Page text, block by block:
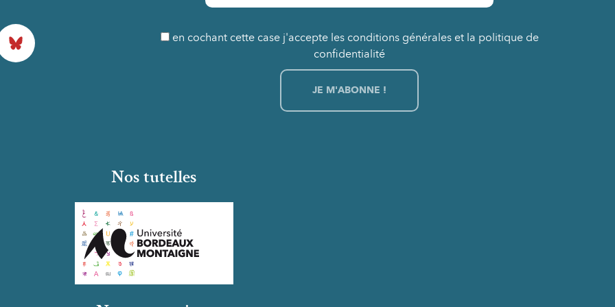
en cochant cette case j'accepte les conditions générales et la politique de
confidentialité
Nos tutelles